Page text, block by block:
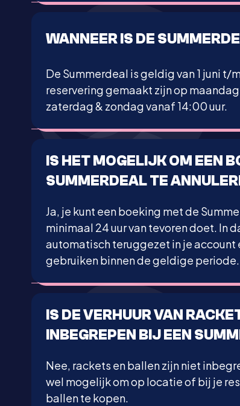
WANNEER IS DE
De Summerdeal is geldig van 1 juni t/
reservering gemaakt zijn op
zaterdag & zondag vanaf 14:00 uur.
IS HET MOGELIJK OM EEN
SUMMERDEAL TE
Ja, je kunt een boeking met de
minimaal 24 uur van tevoren doet. In
automatisch teruggezet in je account
gebruiken binnen de geldige periode.
IS DE VERHUUR VAN
INBEGREPEN BIJ EEN
Nee, rackets en ballen zijn niet
wel mogelijk om op locatie of bij je
ballen te kopen.